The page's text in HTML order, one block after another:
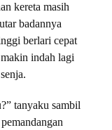
kereta masih
badannya
berlari cepat
indah lagi
tanyaku sambil